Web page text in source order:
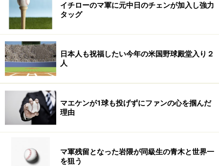
【編集部おすすめの購入サイト】
Amazonでメジャーリーグの関連商品をチェック！
楽天市場でメジャーリーググッズをチェック！
イチローのマ軍に元中日のチェンが加入し強力
タッグ
日本人も祝福したい今年の米国野球殿堂入り２
人
マエケンが1球も投げずにファンの心を掴んだ
理由
マ軍残留となった岩隈が同級生の青木と世界一
を狙う